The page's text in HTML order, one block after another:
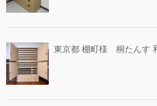
東京都 棚町様 桐たんす